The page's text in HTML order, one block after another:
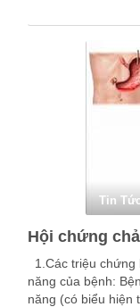
Tin
Hội chứng
1.Các triệu
năng của bệnh:
năng (có biểu hiện